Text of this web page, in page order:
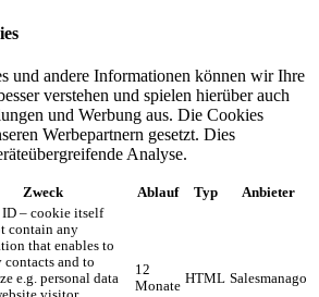
und andere Informationen können wir Ihre
verstehen und spielen hierüber auch
und Werbung aus. ​Die Cookies
Werbepartnern gesetzt. Dies
Analyse.
Zweck Ablauf Typ Anbieter
– cookie itself
contain any
that enables to
and to
e.g. personal data
12
Monate HTML Salesmanago